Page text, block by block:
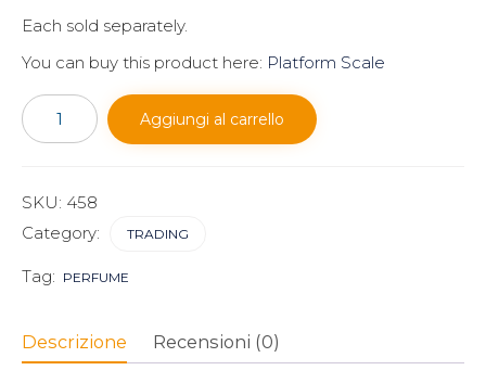
Each sold separately.
You can buy this product here: Platform Scale
Financial
literacy
for
Aggiungi al carrello
SKU: 458
Category:
TRADING
Tag: PERFUME
Descrizione Recensioni (0)